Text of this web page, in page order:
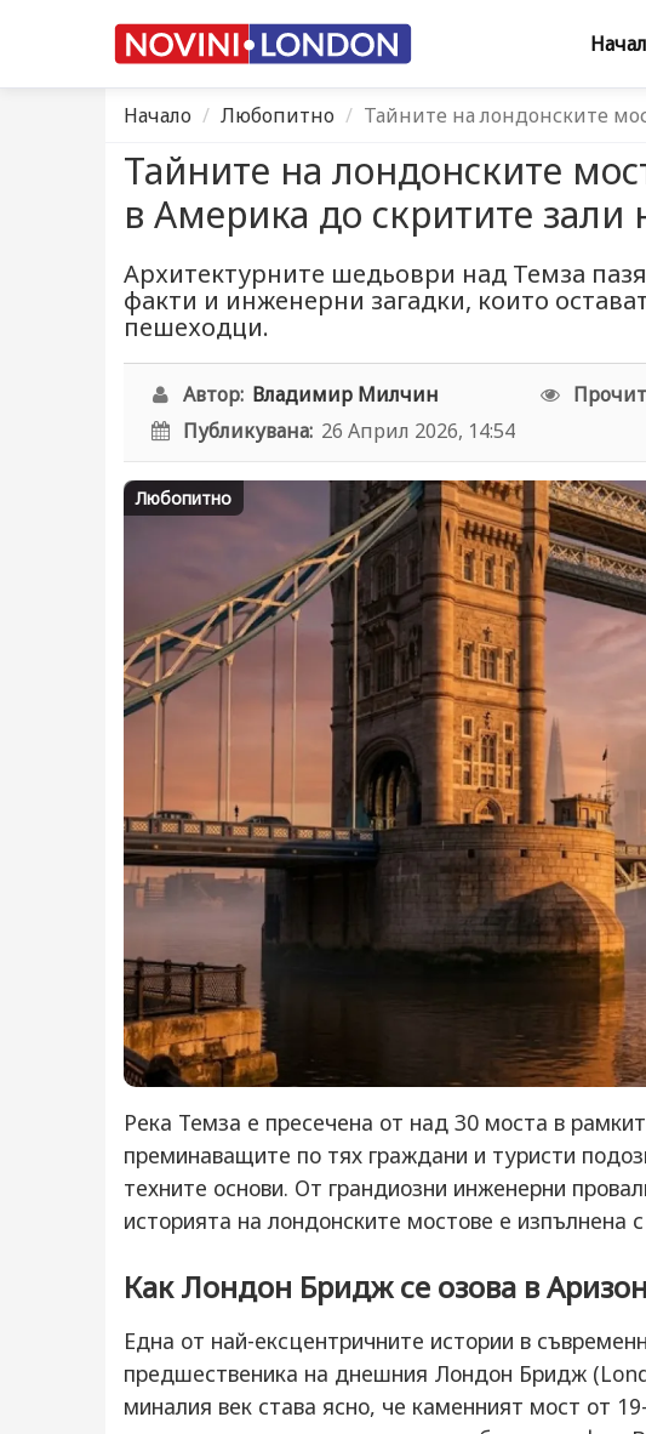
Начало Любопитно Тайните на лондонските
Тайните на лондонските
в Америка до скритите
Архитектурните шедьоври над Темза
факти и инженерни загадки, които
пешеходци.
Автор: Владимир Милчин
Публикувана: 26 Април 2026, 14:54
Любопитно
Река Темза е пресечена от над 30 моста в
преминаващите по тях граждани и туристи
техните основи. От грандиозни инженерни
историята на лондонските мостове е изпълнена
Как Лондон Бридж се озова в
Една от най-ексцентричните истории в
предшественика на днешния Лондон Бридж
миналия век става ясно, че каменният мост от